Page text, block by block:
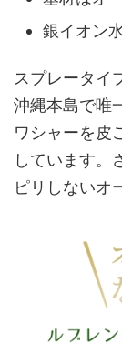
銀イオン
スプレータイ
沖縄本島で唯
ワシャーを皮
しています。
ピリしないオ